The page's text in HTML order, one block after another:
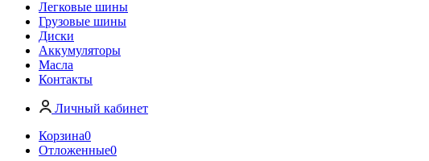
Легковые шины
Грузовые шины
Диски
Аккумуляторы
Масла
Контакты
Личный кабинет
Корзина0
Отложенные0